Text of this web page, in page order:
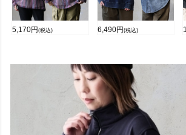
5,170円 (税込) 6,490円 (税込)